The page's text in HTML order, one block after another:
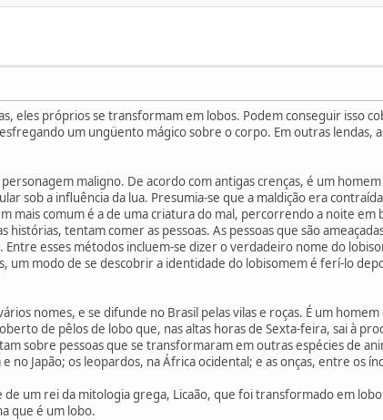
eles próprios se transformam em lobos. Podem conseguir isso
um ungüento mágico sobre o corpo. Em outras lendas,
maligno. De acordo com antigas crenças, é um
sob a influência da lua. Presumia-se que a maldição era
mais comum é a de uma criatura do mal, percorrendo a noite em
tentam comer as pessoas. As pessoas que são
esses métodos incluem-se dizer o verdadeiro nome do
um modo de se descobrir a identidade do lobisomem é ferí-lo
nomes, e se difunde no Brasil pelas vilas e roças. É um homem
de pêlos de lobo que, nas altas horas de Sexta-feira, sai à
sobre pessoas que se transformaram em outras espécies de
no Japão; os leopardos, na África ocidental; e as onças, entre os
um rei da mitologia grega, Licaão, que foi transformado em
que é um lobo.